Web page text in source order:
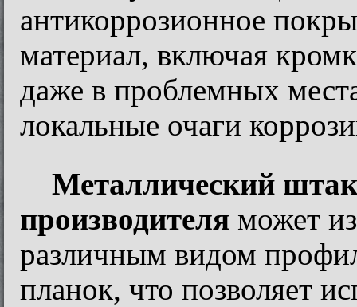
антикоррозионное
материал, включая
даже в проблемных
локальные очаги
Металлический
производителя может
различным видом
планок, что позволяет